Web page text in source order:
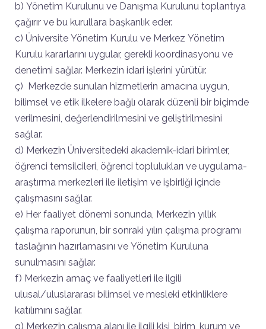
b) Yönetim Kurulunu ve Danışma Kurulunu toplantıya
çağırır ve bu kurullara başkanlık eder.
c) Üniversite Yönetim Kurulu ve Merkez Yönetim
Kurulu kararlarını uygular, gerekli koordinasyonu ve
denetimi sağlar. Merkezin idari işlerini yürütür.
ç) Merkezde sunulan hizmetlerin amacına uygun,
bilimsel ve etik ilkelere bağlı olarak düzenli bir biçimde
verilmesini, değerlendirilmesini ve geliştirilmesini
sağlar.
d) Merkezin Üniversitedeki akademik-idari birimler,
öğrenci temsilcileri, öğrenci toplulukları ve uygulama-
araştırma merkezleri ile iletişim ve işbirliği içinde
çalışmasını sağlar.
e) Her faaliyet dönemi sonunda, Merkezin yıllık
çalışma raporunun, bir sonraki yılın çalışma programı
taslağının hazırlamasını ve Yönetim Kuruluna
sunulmasını sağlar.
f) Merkezin amaç ve faaliyetleri ile ilgili
ulusal/uluslararası bilimsel ve mesleki etkinliklere
katılımını sağlar.
g) Merkezin çalışma alanı ile ilgili kişi, birim, kurum ve